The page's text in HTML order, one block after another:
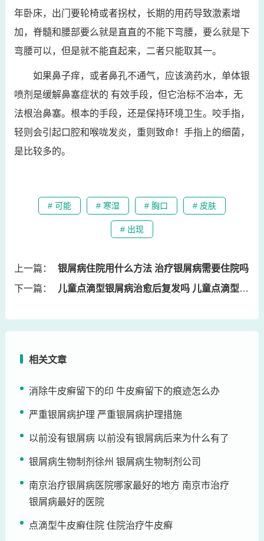
年卧床，出门要轮椅或者拐杖，长期的用药导致激素增
加，脊髓和腰部要么就是直直的不能下弯腰，要么就是下
弯腰可以，但是就不能直起来，二者只能取其一。
如果鼻子痒，或者鼻孔不通气，应该滴药水，单体银
喷剂是缓解鼻塞症状的 有效手段，但它治标不治本，无
法根治鼻塞。根本的手段，还是保持环境卫生。咬手指，
轻则会引起口腔和喉咙发炎，重则致命！手指上的细菌，
是比较多的。
# 可能 # 寒湿 # 胸口 # 皮肤
# 出现
上一篇：
银屑病住院用什么方法 治疗银屑病需要住院吗
下一篇：
儿童点滴型银屑病治愈后复发吗 儿童点滴型银屑多久能好啊
相关文章
消除牛皮癣留下的印 牛皮癣留下的痕迹怎么办
严重银屑病护理 严重银屑病护理措施
以前没有银屑病 以前没有银屑病后来为什么有了
银屑病生物制剂徐州 银屑病生物制剂公司
南京治疗银屑病医院哪家最好的地方 南京市治疗
银屑病最好的医院
点滴型牛皮癣住院 住院治疗牛皮癣